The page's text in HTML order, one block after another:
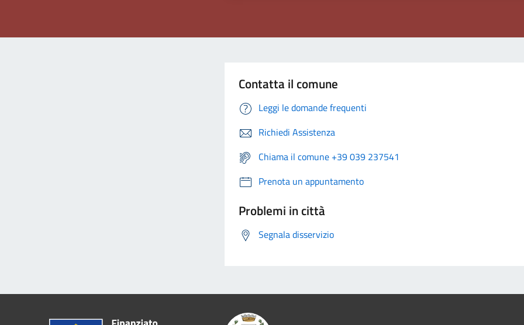
Contatta il comune
Leggi le domande frequenti
Richiedi Assistenza
Chiama il comune +39 039 237541
Prenota un appuntamento
Problemi in città
Segnala disservizio